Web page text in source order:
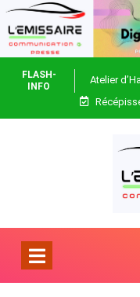
FLASH-
INFO
Atelier